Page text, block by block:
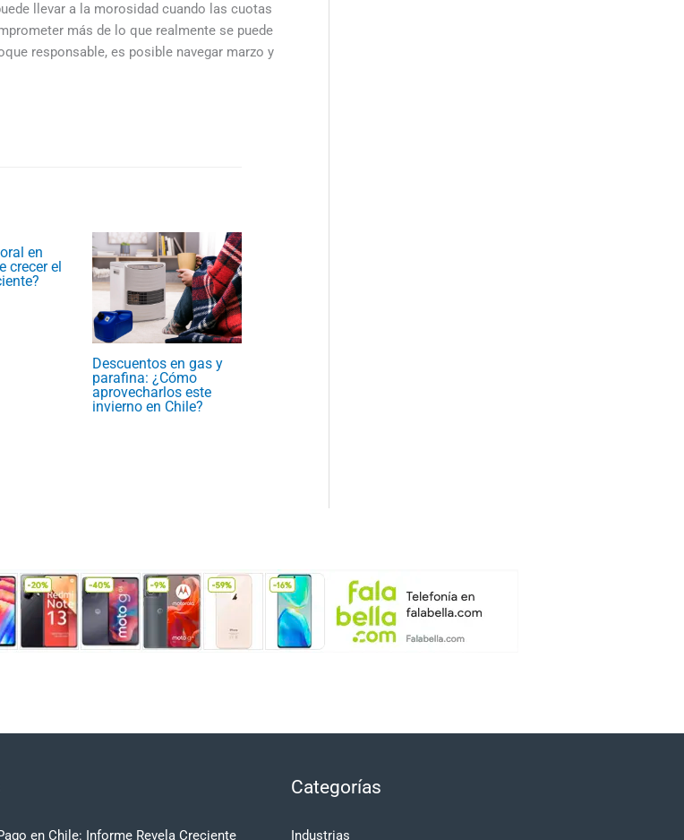
llevar a la morosidad cuando las cuotas
más de lo que realmente se puede
responsable, es posible navegar marzo y
en
crecer el
Descuentos en gas y
parafina: ¿Cómo
aprovecharlos este
invierno en Chile?
en Chile: Informe Revela Creciente
Categorías
Industrias